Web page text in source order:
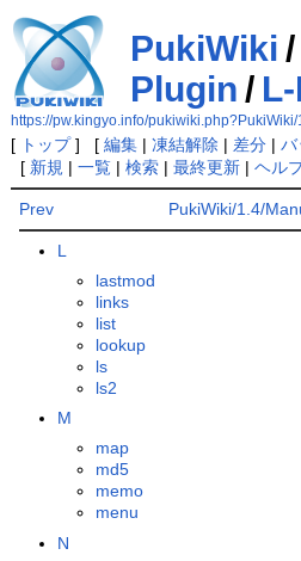
PukiWiki /
Plugin /
https://pw.kingyo.info/
[ トップ] [ 編集| 凍結解除 | 差分| バ
[ 新規 | 一覧| 検索| 最終更新| ヘル
Prev PukiWiki/1.4/
L
lastmod
links
list
lookup
ls
ls2
M
map
md5
memo
menu
N